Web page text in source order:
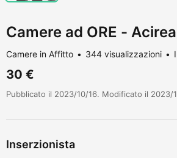
Camere ad ORE -
Camere in Affitto 344 visualizzazioni
30 €
Pubblicato il 2023/10/16. Modificato il 2023/
Inserzionista